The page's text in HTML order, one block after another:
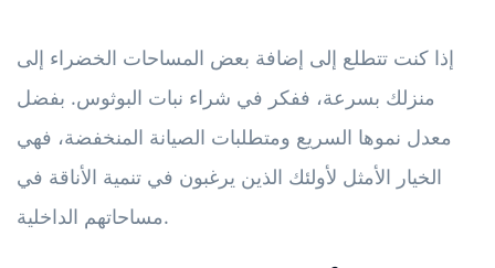
إذا كنت تتطلع إلى إضافة بعض المساحات الخضراء إلى
منزلك بسرعة، ففكر في شراء نبات البوثوس. بفضل
معدل نموها السريع ومتطلبات الصيانة المنخفضة، فهي
الخيار الأمثل لأولئك الذين يرغبون في تنمية الأناقة في
مساحاتهم الداخلية.